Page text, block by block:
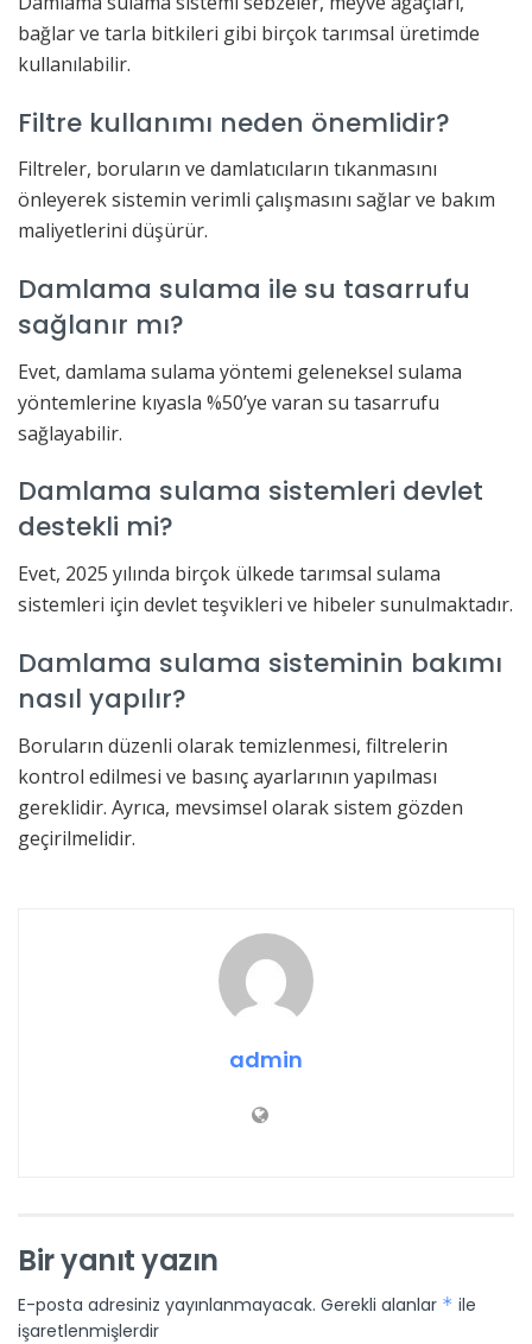
bağlar ve tarla bitkileri gibi birçok tarımsal üretimde
kullanılabilir.
Filtre kullanımı neden önemlidir?
Filtreler, boruların ve damlatıcıların tıkanmasını
önleyerek sistemin verimli çalışmasını sağlar ve bakım
maliyetlerini düşürür.
Damlama sulama ile su tasarrufu
sağlanır mı?
Evet, damlama sulama yöntemi geleneksel sulama
yöntemlerine kıyasla %50’ye varan su tasarrufu
sağlayabilir.
Damlama sulama sistemleri devlet
destekli mi?
Evet, 2025 yılında birçok ülkede tarımsal sulama
sistemleri için devlet teşvikleri ve hibeler sunulmaktadır.
Damlama sulama sisteminin bakımı
nasıl yapılır?
Boruların düzenli olarak temizlenmesi, filtrelerin
kontrol edilmesi ve basınç ayarlarının yapılması
gereklidir. Ayrıca, mevsimsel olarak sistem gözden
geçirilmelidir.
admin
Bir yanıt yazın
E-posta adresiniz yayınlanmayacak. Gerekli alanlar * ile
işaretlenmişlerdir